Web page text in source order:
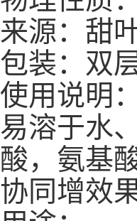
来源：甜
包装：双
使用说明：
易溶于水
酸，氨基
协同增效果